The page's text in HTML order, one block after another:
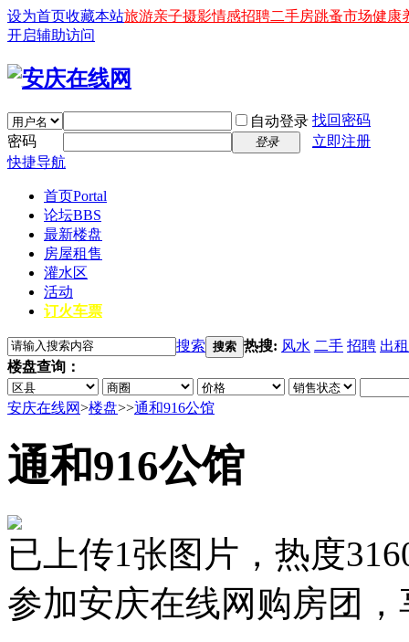
设为首页收藏本站旅游亲子摄影情感招聘二手房跳蚤市场健康
开启辅助访问
自动登录 找回密码
密码
登录
立即注册
快捷导航
首页Portal
论坛BBS
最新楼盘
房屋租售
灌水区
活动
订火车票
搜索 搜索 热搜: 风水 二手 招聘 出租
楼盘查询：
安庆在线网>楼盘>>通和916公馆
通和916公馆
已上传1张图片，热度
参加安庆在线网购房团